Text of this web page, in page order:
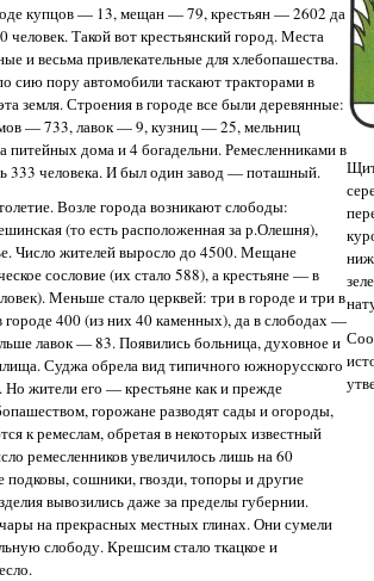
купцов — 13, мещан — 79, крестьян — 2602 да
человек. Такой вот крестьянский город. Места
и весьма привлекательные для хлебопашества.
сию пору автомобили таскают тракторами в
земля. Строения в городе все были деревянные:
— 733, лавок — 9, кузниц — 25, мельниц
дома и 4 богадельни. Ремесленниками в
333 человека. И был один завод — поташный.
Возле города возникают слободы:
(то есть расположенная за р.Олешня),
Число жителей выросло до 4500. Мещане
сословие (их стало 588), а крестьяне — в
Меньше стало церквей: три в городе и три в
городе 400 (из них 40 каменных), да в слободах —
лавок — 83. Появились больница, духовное и
Суджа обрела вид типичного южнорусского
Но жители его — крестьяне как и прежде
горожане разводят сады и огороды,
к ремеслам, обретая в некоторых известный
ремесленников увеличилось лишь на 60
подковы, сошники, гвозди, топоры и другие
вывозились даже за пределы губернии.
на прекрасных местных глинах. Они сумели
слободу. Крешсим стало ткацкое и